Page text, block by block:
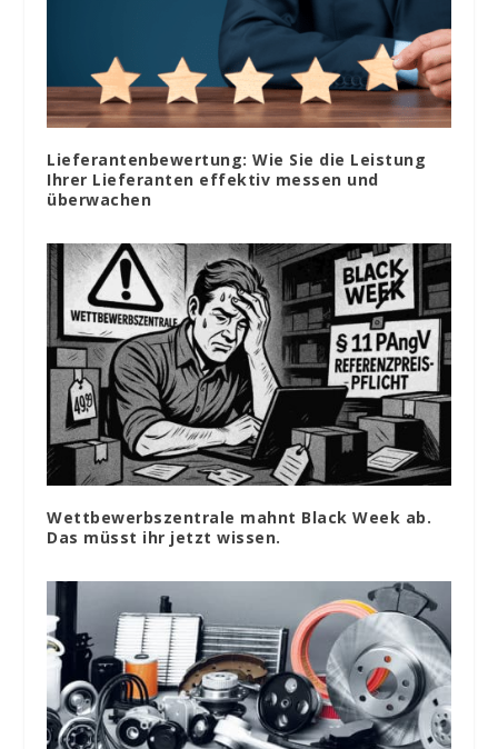
Lieferantenbewertung: Wie Sie die Leistung
Ihrer Lieferanten effektiv messen und
überwachen
Wettbewerbszentrale mahnt Black Week ab.
Das müsst ihr jetzt wissen.